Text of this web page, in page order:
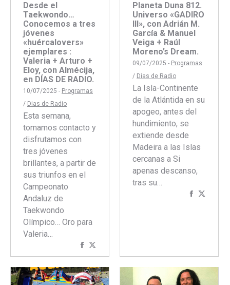
Desde el
Taekwondo…
Conocemos a tres
jóvenes
«huércalovers»
ejemplares :
Valeria + Arturo +
Eloy, con Almécija,
en DÍAS DE RADIO.
10/07/2025 - Programas
/ Dias de Radio
Esta semana,
tomamos contacto y
disfrutamos con
tres jóvenes
brillantes, a partir de
sus triunfos en el
Campeonato
Andaluz de
Taekwondo
Olímpico… Oro para
Valeria…
Compartir
con
Facebook
con
Twitter
Planeta Duna 812.
Universo «GADIRO
III», con Adrián M.
García & Manuel
Veiga + Raúl
Moreno’s Dream.
09/07/2025 - Programas
/ Dias de Radio
La Isla-Continente
de la Atlántida en su
apogeo, antes del
hundimiento, se
extiende desde
Madeira a las Islas
cercanas a Si
apenas descanso,
tras su…
Compartir